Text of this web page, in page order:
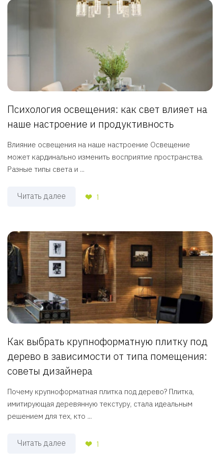
Психология освещения: как свет влияет на
наше настроение и продуктивность
Влияние освещения на наше настроение Освещение
может кардинально изменить восприятие пространства.
Разные типы света и ...
Читать далее 1
Как выбрать крупноформатную плитку под
дерево в зависимости от типа помещения:
советы дизайнера
Почему крупноформатная плитка под дерево? Плитка,
имитирующая деревянную текстуру, стала идеальным
решением для тех, кто ...
Читать далее 1